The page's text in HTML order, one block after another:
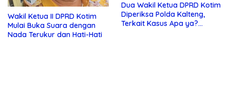
Wakil Ketua II DPRD Kotim
Mulai Buka Suara dengan
Nada Terukur dan Hati-Hati
Dua Wakil Ketua DPRD Kotim
Diperiksa Polda Kalteng,
Terkait Kasus Apa ya?…